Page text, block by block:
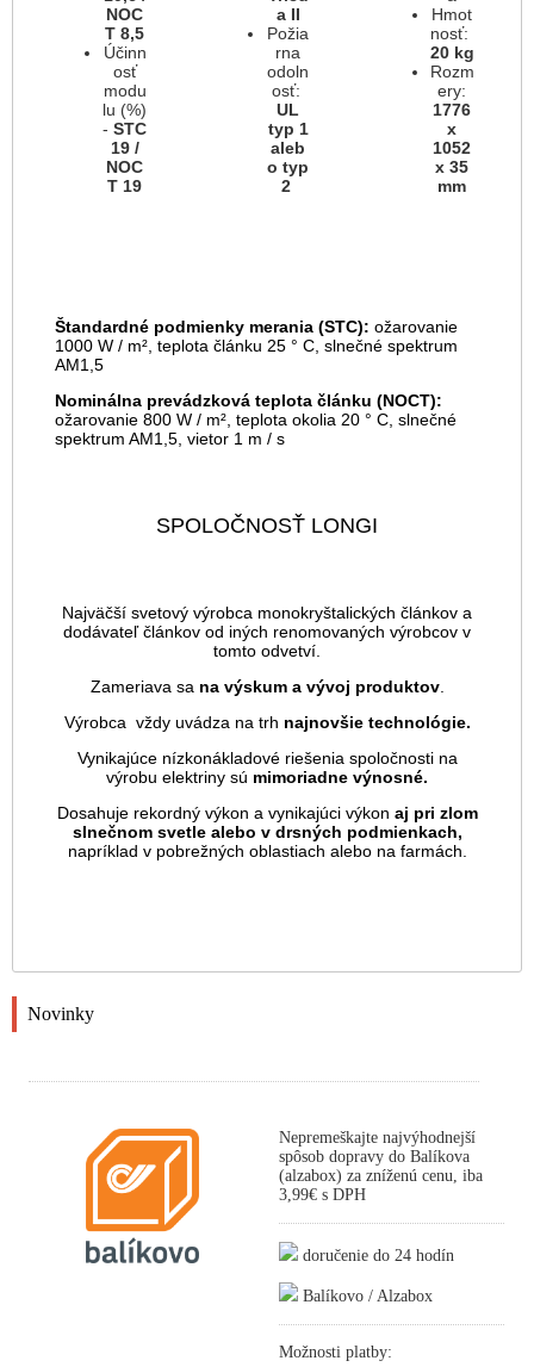
NOC
T 8,5
Účinn
osť
modu
lu (%)
- STC
19 /
NOC
T 19
a II
Požia
rna
odoln
osť:
UL
typ 1
aleb
o typ
2
Hmot
nosť:
20 kg
Rozm
ery:
1776
x
1052
x 35
mm
Štandardné podmienky merania (STC): ožarovanie
1000 W / m², teplota článku 25 ° C, slnečné spektrum
AM1,5
Nominálna prevádzková teplota článku (NOCT):
ožarovanie 800 W / m², teplota okolia 20 ° C, slnečné
spektrum AM1,5, vietor 1 m / s
SPOLOČNOSŤ LONGI
Najväčší svetový výrobca monokryštalických článkov a
dodávateľ článkov od iných renomovaných výrobcov v
tomto odvetví.
Zameriava sa na výskum a vývoj produktov.
Výrobca vždy uvádza na trh najnovšie technológie.
Vynikajúce nízkonákladové riešenia spoločnosti na
výrobu elektriny sú mimoriadne výnosné.
Dosahuje rekordný výkon a vynikajúci výkon aj pri zlom
slnečnom svetle alebo v drsných podmienkach,
napríklad v pobrežných oblastiach alebo na farmách.
Novinky
Nepremeškajte najvýhodnejší
spôsob dopravy do Balíkova
(alzabox) za zníženú cenu, iba
3,99€ s DPH
doručenie do 24 hodín
Balíkovo / Alzabox
Možnosti platby: